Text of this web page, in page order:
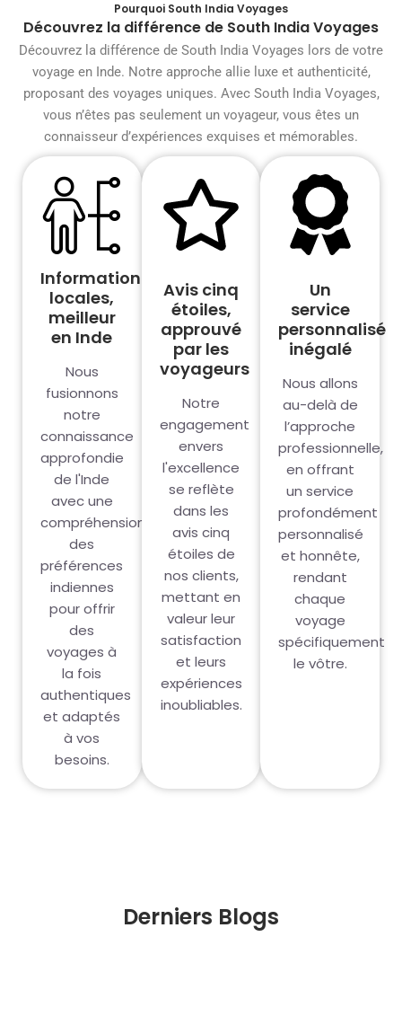
Pourquoi South India Voyages
Découvrez la différence de South India Voyages
Découvrez la différence de South India Voyages lors de votre
voyage en Inde. Notre approche allie luxe et authenticité,
proposant des voyages uniques. Avec South India Voyages,
vous n’êtes pas seulement un voyageur, vous êtes un
connaisseur d’expériences exquises et mémorables.
Informations
locales,
meilleur
en Inde
Nous
fusionnons
notre
connaissance
approfondie
de l'Inde
avec une
compréhension
des
préférences
indiennes
pour offrir
des
voyages à
la fois
authentiques
et adaptés
à vos
besoins.
Avis cinq
étoiles,
approuvé
par les
voyageurs
Notre
engagement
envers
l'excellence
se reflète
dans les
avis cinq
étoiles de
nos clients,
mettant en
valeur leur
satisfaction
et leurs
expériences
inoubliables.
Un
service
personnalisé
inégalé
Nous allons
au-delà de
l’approche
professionnelle,
en offrant
un service
profondément
personnalisé
et honnête,
rendant
chaque
voyage
spécifiquement
le vôtre.
Derniers Blogs